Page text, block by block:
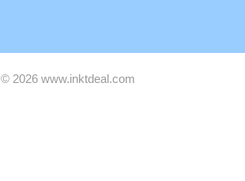
© 2026 www.inktdeal.com